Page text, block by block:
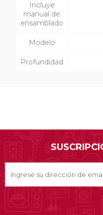
Incluye
manual de
ensamblado
Modelo
Profundidad